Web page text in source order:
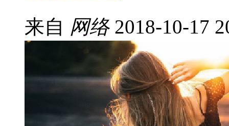
来自 网络 2018-10-17